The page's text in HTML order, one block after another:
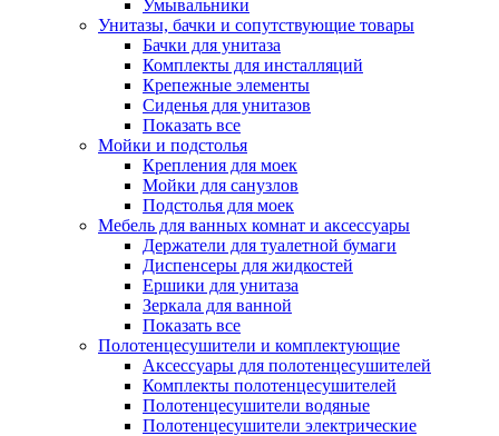
Умывальники
Унитазы, бачки и сопутствующие товары
Бачки для унитаза
Комплекты для инсталляций
Крепежные элементы
Сиденья для унитазов
Показать все
Мойки и подстолья
Крепления для моек
Мойки для санузлов
Подстолья для моек
Мебель для ванных комнат и аксессуары
Держатели для туалетной бумаги
Диспенсеры для жидкостей
Ершики для унитаза
Зеркала для ванной
Показать все
Полотенцесушители и комплектующие
Аксессуары для полотенцесушителей
Комплекты полотенцесушителей
Полотенцесушители водяные
Полотенцесушители электрические